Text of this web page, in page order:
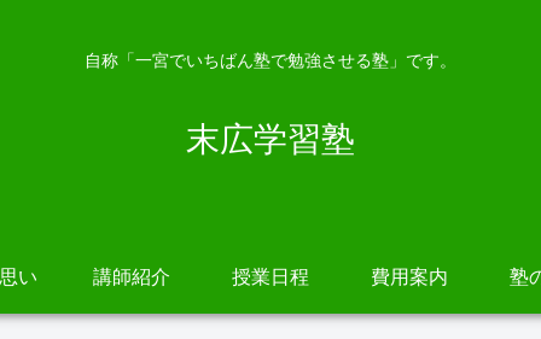
自称「一宮でいちばん塾で勉強させる塾」です。
末広学習塾
い 講師紹介 授業日程 費用案内 塾